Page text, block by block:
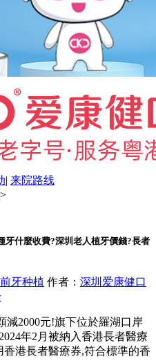
| 来院路线
>
牙什麼收費?深圳老人植牙價錢?長者
前牙种植 作者： 深圳爱康健口
減2000元!旗下位於羅湖口岸
年2月被納入香港長者醫療
港長者醫療券,符合標準的香